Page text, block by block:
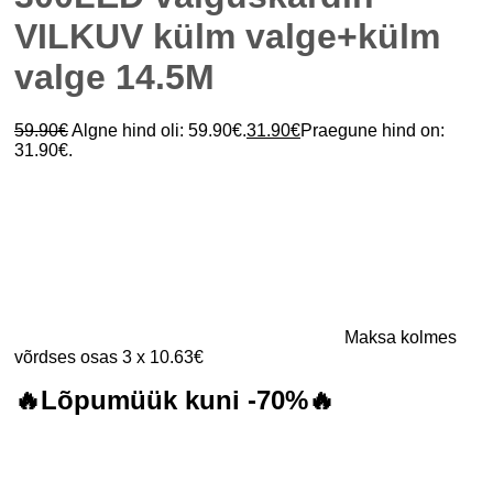
VILKUV külm valge+külm
valge 14.5M
59.90€Algne hind oli: 59.90€.31.90€Praegune hind on:
31.90€.
Maksa kolmes
võrdses osas 3 x 10.63€
🔥Lõpumüük kuni -70%🔥